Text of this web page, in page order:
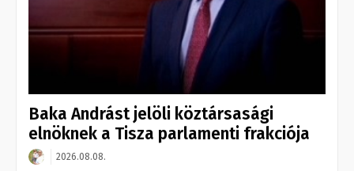
Baka Andrást jelöli köztársasági
elnöknek a Tisza parlamenti frakciója
2026.08.08.